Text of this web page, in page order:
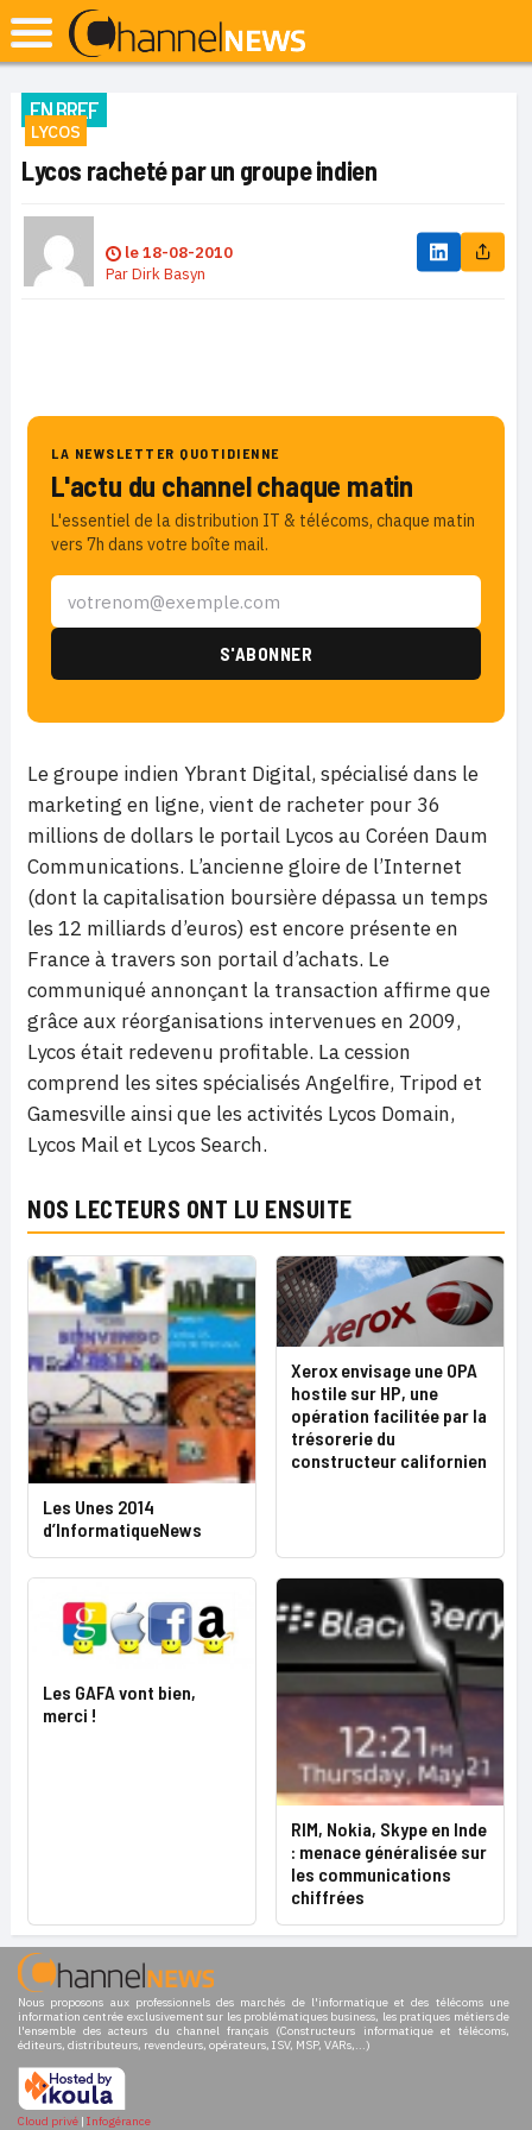
EN BREF
LYCOS
Lycos racheté par un groupe indien
le18-08-2010
ParDirk Basyn
LA NEWSLETTER QUOTIDIENNE
L'actu du channel chaque matin
L'essentiel de la distribution IT & télécoms, chaque matin
vers 7h dans votre boîte mail.
Le groupe indien Ybrant Digital, spécialisé dans le
marketing en ligne, vient de racheter pour 36
millions de dollars le portail Lycos au Coréen Daum
Communications. L’ancienne gloire de l’Internet
(dont la capitalisation boursière dépassa un temps
les 12 milliards d’euros) est encore présente en
France à travers son portail d’achats. Le
communiqué annonçant la transaction affirme que
grâce aux réorganisations intervenues en 2009,
Lycos était redevenu profitable. La cession
comprend les sites spécialisés Angelfire, Tripod et
Gamesville ainsi que les activités Lycos Domain,
Lycos Mail et Lycos Search.
NOS LECTEURS ONT LU ENSUITE
Les Unes 2014
d’InformatiqueNews
Xerox envisage une OPA
hostile sur HP, une
opération facilitée par la
trésorerie du
constructeur californien
Les GAFA vont bien,
merci !
RIM, Nokia, Skype en Inde
: menace généralisée sur
les communications
chiffrées
Nous proposons aux professionnels des marchés de l'informatique et des télécoms une
information centrée exclusivement sur les problématiques business, les pratiques métiers de
l'ensemble des acteurs du channel français (Constructeurs informatique et télécoms,
éditeurs, distributeurs, revendeurs, opérateurs, ISV, MSP, VARs,...)
Cloud privé | Infogérance